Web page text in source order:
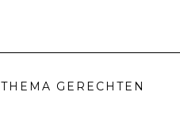
THEMA GERECHTEN